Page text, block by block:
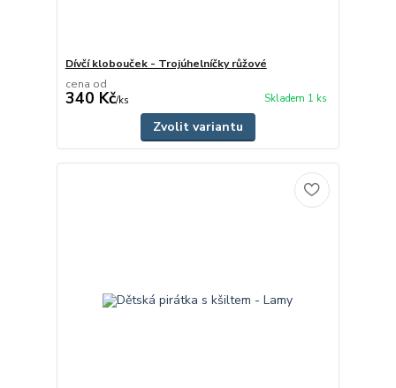
Dívčí klobouček - Trojúhelníčky růžové
cena od
340 Kč/ks Skladem 1 ks
Zvolit variantu